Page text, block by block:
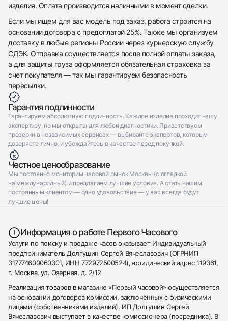
изделия. Оплата производится наличными в момент сделки.
Если мы ищем для вас модель под заказ, работа строится на
основании договора с предоплатой 25%. Также мы организуем
доставку в любые регионы России через курьерскую службу
СДЭК. Отправка осуществляется после полной оплаты заказа,
а для защиты груза оформляется обязательная страховка за
счет покупателя — так мы гарантируем безопасность
пересылки.
Гарантия подлинности
Гарантируем абсолютную подлинность. Каждое изделие проходит нашу
экспертизу, но мы открыты для любой диагностики. Приветствуем
проверки в независимых сервисах — выбирайте экспертов, которым
доверяете лично, и убеждайтесь в качестве перед покупкой.
Честное ценообразование
Мы постоянно мониторим часовой рынок Москвы (с оглядкой
на международный) и предлагаем лучшие условия. А стать нашим
постоянным клиентом — одно удовольствие — у вас всегда будут
лучшие цены!
Информация о работе Первого Часового
Услуги по поиску и продаже часов оказывает Индивидуальный
предприниматель Долгушин Сергей Вячеславович (ОГРНИП
317774600060301, ИНН 772972500524), юридический адрес 119361,
г. Москва, ул. Озерная, д. 2/12
Реализация товаров в магазине «Первый часовой» осуществляется
на основании договоров комиссии, заключенных с физическими
лицами (собственниками изделий). ИП Долгушин Сергей
Вячеславович выступает в качестве комиссионера (посредника). В